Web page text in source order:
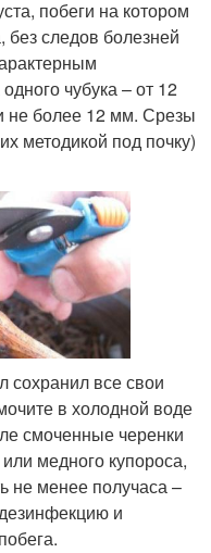
побеги на котором
следов болезней
чубука – от 12
не более 12 мм. Срезы
методикой под почку)
сохранил все свои
в холодной воде
смоченные черенки
медного купороса,
не менее получаса –
и